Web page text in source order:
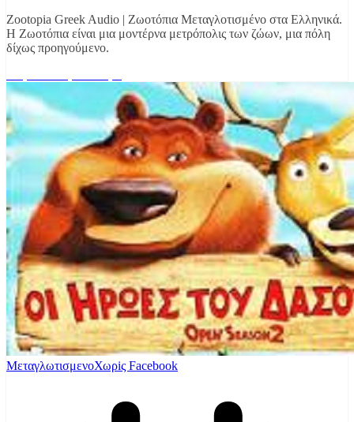
Zootopia Greek Audio | Ζωοτόπια Μεταγλοτισμένο στα Ελληνικά.
Η Ζωοτόπια είναι μια μοντέρνα μετρόπολις των ζώων, μια πόλη
δίχως προηγούμενο.
ΜεταγλωτισμενοΧωρiς Facebook